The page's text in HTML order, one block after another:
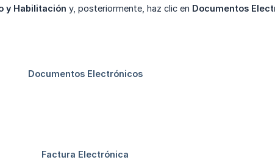
y Habilitación y, posteriormente, haz clic en Documentos